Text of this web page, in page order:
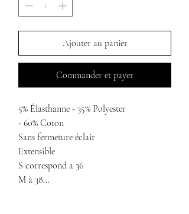
Ajouter au panier
Commander et payer
5% Élasthanne - 35% Polyester
- 60% Coton
Sans fermeture éclair
Extensible
S correspond a 36
M à 38...